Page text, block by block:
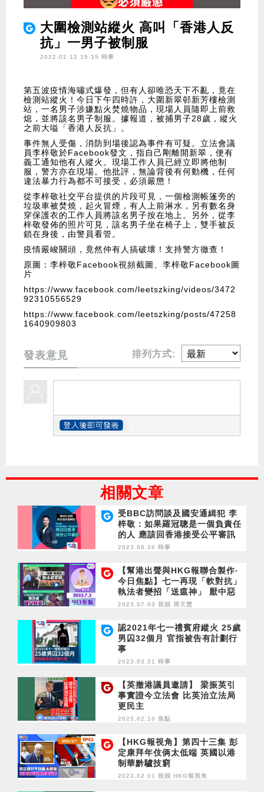
大圍檢測站縱火 高叫「香港人反
抗」一男子被制服
2022.02.12 19:35 時事
第五波疫情海嘯式爆發，但有人卻唯恐天下不亂，竟在
檢測站縱火！今日下午四時許，大圍新翠邨新芳樓檢測
站，一名男子涉嫌點火焚燒物品，現場人員隨即上前救
熄，並將該名男子制服。據報道，被捕男子28歲，縱火
之前大嗌「香港人反抗」。
事件無人受傷，消防到場後認為事件有可疑。立法會議
員李梓敬於Facebook發文，指自己剛離開新翠，便有
義工通知他有人縱火。現場工作人員已經立即將他制
服，警方亦在現場。他批評，無論背後有何動機，任何
違法暴力行為都不可接受，必須嚴懲！
從李梓敬社交平台提供的片段可見，一個檢測帳篷旁的
垃圾車被焚燒，起火冒煙，有人上前淋水，另有數名身
穿保護衣的工作人員將該名男子按在地上。另外，從李
梓敬發佈的照片可見，該名男子坐在椅子上，雙手被反
鎖在身後，由警員看管。
疫情嚴峻關頭，竟然仲有人搞破壞！支持警方徹查！
原圖：李梓敬Facebook視頻截圖、李梓敬Facebook圖
片
https://www.facebook.com/leetszking/videos/3472
92310556529
https://www.facebook.com/leetszking/posts/47258
1640909803
發表意見 排列方式:
相關文章
受BBC訪問談及國安通緝犯 李
梓敬：如果羅冠聰是一個負責任
的人 應該回香港接受公平審訊
2023.08.30 時事
【幫港出聲與HKG報聯合製作‧
今日焦點】七一再現「軟對抗」
執法者變招「送瘟神」 厭中惡
港者回流 會否成國安隱憂？
2023.07.03 視頻 周天慧
認2021年七一禮賓府縱火 25歲
男囚32個月 官指被告有計劃行
事
2023.03.31 時事
【英撤港議員邀請】 梁振英引
事實證今立法會 比英治立法局
更民主
2023.02.10 焦點
【HKG報視角】第四十三集 彭
定康拜年伎俩太低端 英國以港
制華黔驢技窮
2023.02.01 視頻 HKG報視角